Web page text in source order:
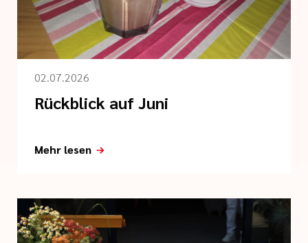
02.07.2026
Rückblick auf Juni
Mehr lesen